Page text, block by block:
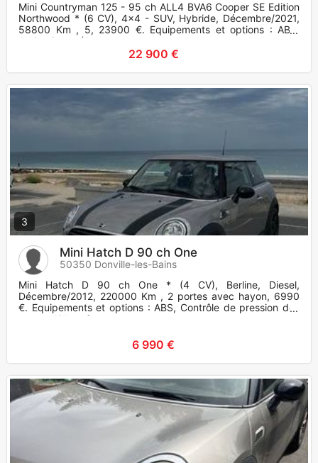
Mini Countryman 125 - 95 ch ALL4 BVA6 Cooper SE Edition
Northwood * (6 CV), 4x4 - SUV, Hybride, Décembre/2021,
58800 Km , 5, 23900 €. Equipements et options : ABS,
Antipatinage (A
22 900 €
3
Mini Hatch D 90 ch One
50350 Donville-les-Bains
Mini Hatch D 90 ch One * (4 CV), Berline, Diesel,
Décembre/2012, 220000 Km , 2 portes avec hayon, 6990
€. Equipements et options : ABS, Contrôle de pression des
pneus, Airbag fron
6 990 €